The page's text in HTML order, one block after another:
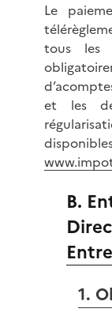
Le
tous les
et les
B.
1.